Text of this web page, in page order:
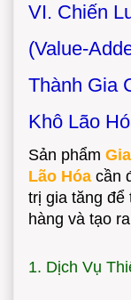
VI. Chiến
(Value-
Thành Gia
Khô Lão
Sản phẩm
Lão Hóa cần
trị gia tăng để
hàng và tạo
1. Dịch Vụ